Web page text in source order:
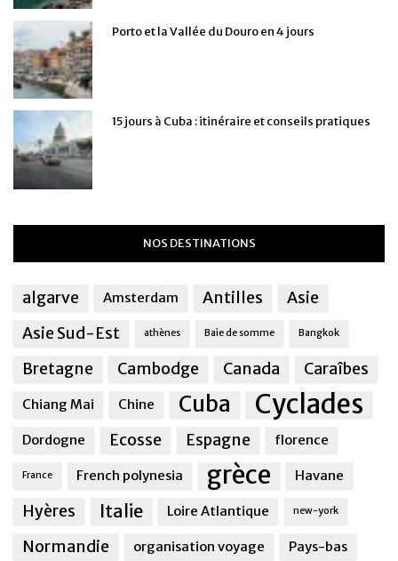
Porto et la Vallée du Douro en 4 jours
15 jours à Cuba : itinéraire et conseils pratiques
NOS DESTINATIONS
algarve Amsterdam Antilles
Asie
Asie Sud-Est
athènes Baie de somme Bangkok
Bretagne Cambodge Canada Caraîbes
Chiang Mai Chine Cuba Cyclades
Dordogne Ecosse Espagne florence
France French polynesia grèce Havane
Hyères Italie Loire Atlantique new-york
Normandie organisation voyage Pays-bas